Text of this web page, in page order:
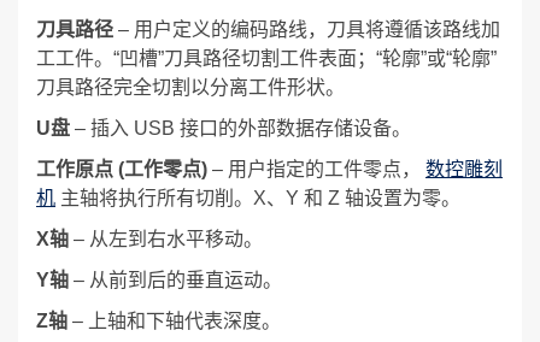
刀具路径 – 用户定义的编码路线，刀具将遵循该路线加
工工件。“凹槽”刀具路径切割工件表面；“轮廓”或“轮廓”
刀具路径完全切割以分离工件形状。
U盘 – 插入 USB 接口的外部数据存储设备。
工作原点 (工作零点) – 用户指定的工件零点， 数控雕刻
机 主轴将执行所有切削。X、Y 和 Z 轴设置为零。
X轴 – 从左到右水平移动。
Y轴 – 从前到后的垂直运动。
Z轴 – 上轴和下轴代表深度。